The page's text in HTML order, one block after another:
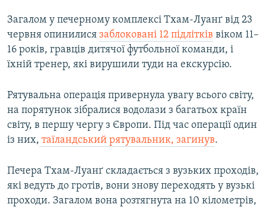
Загалом у печерному комплексі Тхам-Луанґ від 23
червня опинилися заблоковані 12 підлітків віком 11–
16 років, гравців дитячої футбольної команди, і
їхній тренер, які вирушили туди на екскурсію.
Рятувальна операція привернула увагу всього світу,
на порятунок зібралися водолази з багатьох країн
світу, в першу чергу з Європи. Під час операції один
із них, таїландський рятувальник, загинув.
Печера Тхам-Луанґ складається з вузьких проходів,
які ведуть до гротів, вони знову переходять у вузькі
проходи. Загалом вона розтягнута на 10 кілометрів,